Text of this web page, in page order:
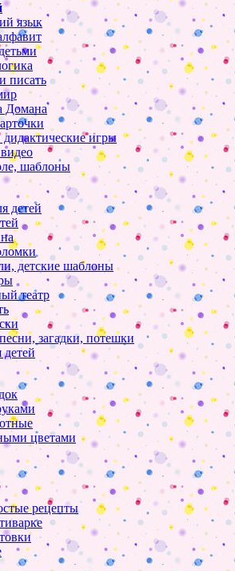
язык
писать
Домана
игры
шаблоны
детей
детские шаблоны
театр
загадки, потешки
детей
цветами
рецепты